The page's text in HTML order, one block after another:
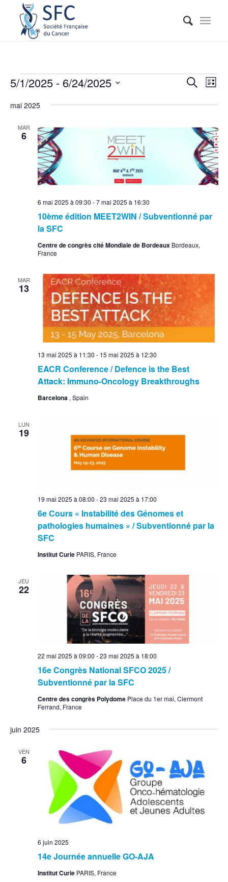
de
vues
Recherche
de
Liste
5/1/2025 - 6/24/2025
une
mai 2025
MAR
6
10ème édition MEET2WIN / Subventionné par
la SFC
6 mai 2025 à 09:30 -7 mai 2025 à 16:30
Centre de congrès cité Mondiale de Bordeaux Bordeaux,
France
MAR
13
EACR Conference / Defence is the Best
Attack: Immuno-Oncology Breakthroughs
13 mai 2025 à 11:30 - 15 mai 2025 à 12:30
Barcelona , Spain
LUN
19
6e Cours « Instabilité des Génomes et
pathologies humaines » / Subventionné par la
SFC
19 mai 2025 à 08:00 -23 mai 2025 à 17:00
Institut Curie PARIS, France
JEU
22
16e Congrès National SFCO 2025 /
Subventionné par la SFC
22 mai 2025 à 09:00 -23 mai 2025 à 18:00
Centre des congrès Polydome Place du 1er mai, Clermont
Ferrand, France
juin 2025
VEN
6
14e Journée annuelle GO-AJA
6 juin 2025
Institut Curie PARIS, France